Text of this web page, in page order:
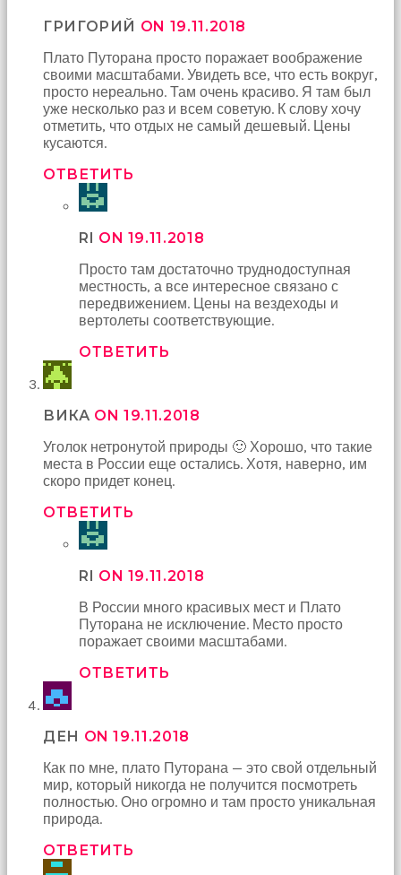
ГРИГОРИЙ ON 19.11.2018
Плато Путорана просто поражает воображение
своими масштабами. Увидеть все, что есть вокруг,
просто нереально. Там очень красиво. Я там был
уже несколько раз и всем советую. К слову хочу
отметить, что отдых не самый дешевый. Цены
кусаются.
ОТВЕТИТЬ
RI ON 19.11.2018
Просто там достаточно труднодоступная
местность, а все интересное связано с
передвижением. Цены на вездеходы и
вертолеты соответствующие.
ОТВЕТИТЬ
ВИКА ON 19.11.2018
Уголок нетронутой природы 🙂 Хорошо, что такие
места в России еще остались. Хотя, наверно, им
скоро придет конец.
ОТВЕТИТЬ
RI ON 19.11.2018
В России много красивых мест и Плато
Путорана не исключение. Место просто
поражает своими масштабами.
ОТВЕТИТЬ
ДЕН ON 19.11.2018
Как по мне, плато Путорана — это свой отдельный
мир, который никогда не получится посмотреть
полностью. Оно огромно и там просто уникальная
природа.
ОТВЕТИТЬ